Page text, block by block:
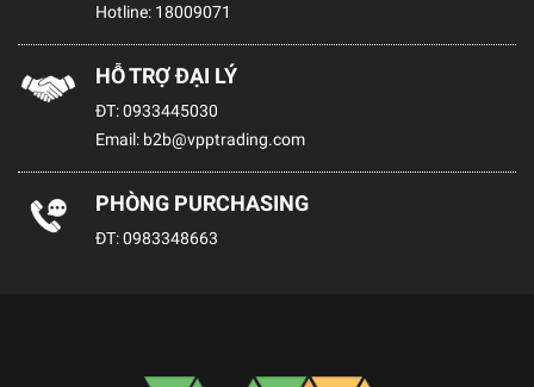
Hotline: 18009071
HỖ TRỢ ĐẠI LÝ
ĐT:0933445030
Email: b2b@vpptrading.com
PHÒNG PURCHASING
ĐT:0983348663